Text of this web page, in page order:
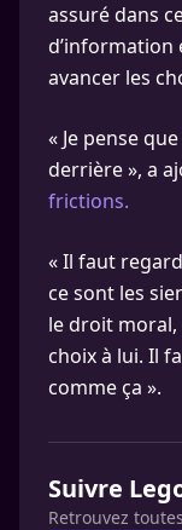
assuré dans
d’information
avancer les
« Je pense
derrière », a
frictions.
« Il faut
ce sont les
le droit moral,
choix à lui. Il
comme ça ».
Suivre
Retrouvez